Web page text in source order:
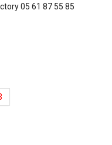
05 61 87 55 85